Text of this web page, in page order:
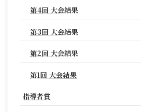
第4回 大会結果
第3回 大会結果
第2回 大会結果
第1回 大会結果
指導者賞